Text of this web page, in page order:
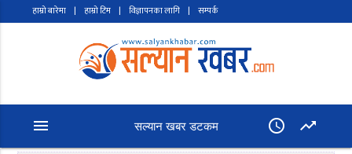
हाम्रो बारेमा | हाम्रो टिम | विज्ञापनका लागि | सम्पर्क
सल्यान खबर डटकम
menu access_time trending_up